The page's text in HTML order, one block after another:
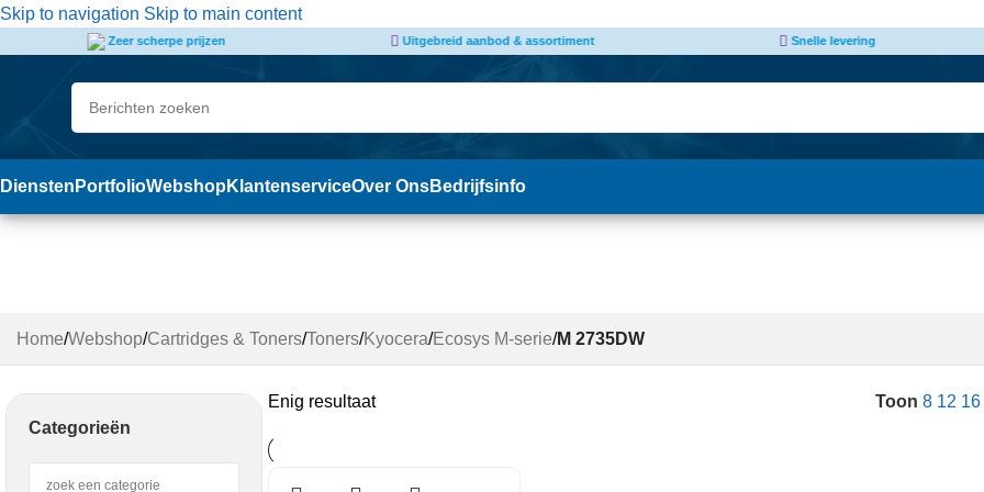
de
Skip to navigation Skip to main content
Uitgebreid aanbod & assortiment Snelle levering Afhalen van producten mogelijk
Diensten PortfolioWebshopKlantenserviceOver OnsBedrijfsinfo
Home/Webshop/Cartridges & Toners/Toners/Kyocera/Ecosys M-serie/M 2735DW
Categorieën
Enig resultaat Toon 8 12 16